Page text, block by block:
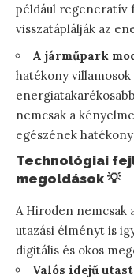
például regeneratív
visszatáplálják az
A járműpark
hatékony
nemcsak a
egészének
Technológiai
megoldások 💡
A Hiroden nemcsak
utazási élményt is
digitális és okos
Valós idejű